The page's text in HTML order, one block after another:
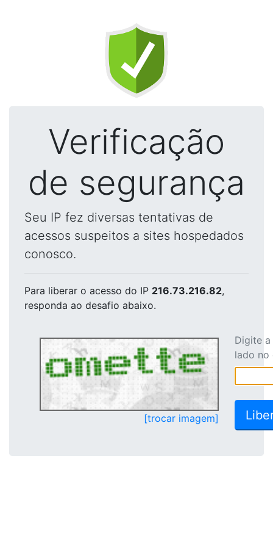
Verificação
de segurança
Seu IP fez diversas tentativas de
acessos suspeitos a sites hospedados
conosco.
Para liberar o acesso do IP 216.73.216.82,
responda ao desafio abaixo.
[trocar imagem]
Digite
lado no